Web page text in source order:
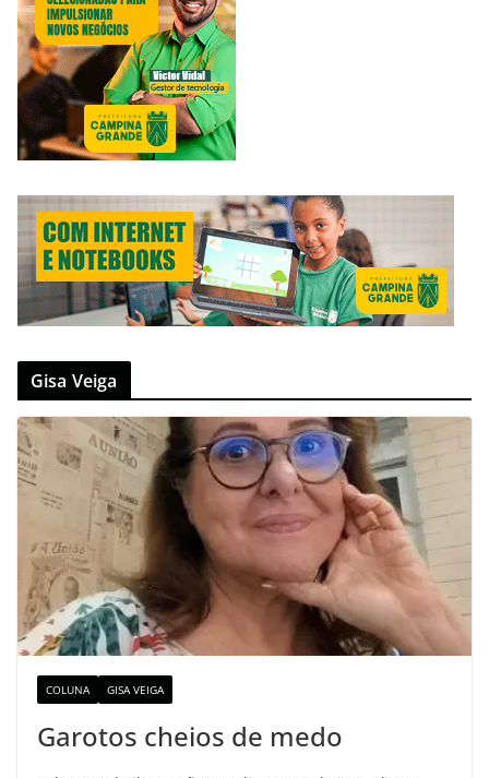
Gisa Veiga
COLUNA GISA VEIGA
Garotos cheios de medo